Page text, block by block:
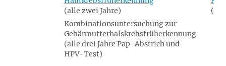
(alle zwei Jahre)
Kombinationsuntersuchung zur
Gebärmutterhalskrebsfrüherkennung
(alle drei Jahre Pap-Abstrich und
HPV-Test)